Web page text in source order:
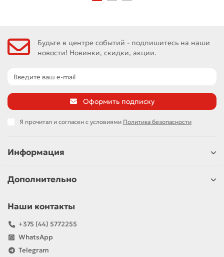
Будьте в центре событий - подпишитесь на наши
новости! Новинки, скидки, акции.
Оформить подписку
Я прочитал и согласен с условиями Политика безопасности
Информация
Дополнительно
Наши контакты
+375 (44) 5772255
WhatsApp
Telegram